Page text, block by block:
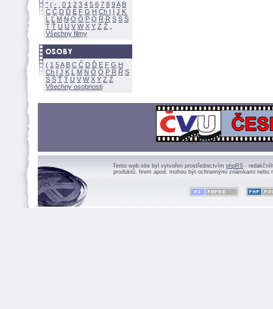
" ( - 0 1 2 3 4 5 6 7 8 9A B
C Č D Ď E F G H Ch I Í J K
L
Ľ M N O Ó P Q R Ř S Ś
T Ť U Ú V W X Y Z
Všechny filmy
( 1 5A B C Č D Ď E F G H
Ch I J K L M N Ó O P R Ř S
Ś
Ť T U V W X Y Z
Všechny osobnosti
Tento web site byl vytvořen prostřednictvím phpRS -
produktů, firem apod. mohou být ochrannými známkami